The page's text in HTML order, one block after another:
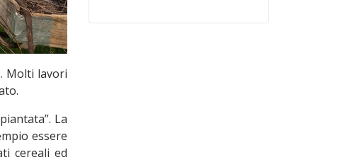
Molti lavori
La
essere
cereali ed